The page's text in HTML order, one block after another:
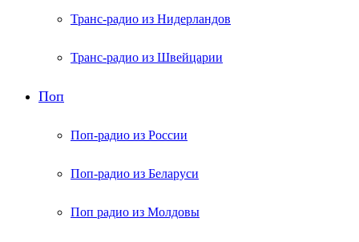
Транс-радио из Нидерландов
Транс-радио из Швейцарии
Поп
Поп-радио из России
Поп-радио из Беларуси
Поп радио из Молдовы